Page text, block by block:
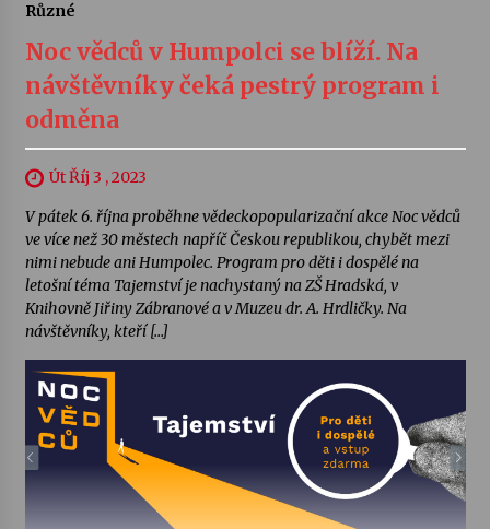
Různé
Noc vědců v Humpolci se blíží. Na
návštěvníky čeká pestrý program i
odměna
Út Říj 3 , 2023
V pátek 6. října proběhne vědeckopopularizační akce Noc vědců
ve více než 30 městech napříč Českou republikou, chybět mezi
nimi nebude ani Humpolec. Program pro děti i dospělé na
letošní téma Tajemství je nachystaný na ZŠ Hradská, v
Knihovně Jiřiny Zábranové a v Muzeu dr. A. Hrdličky. Na
návštěvníky, kteří […]